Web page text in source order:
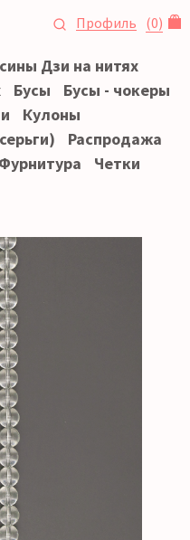
Профиль (0)
Дзи на нитях
Бусы
Бусы - чокеры
Кулоны
Распродажа
Фурнитура Четки